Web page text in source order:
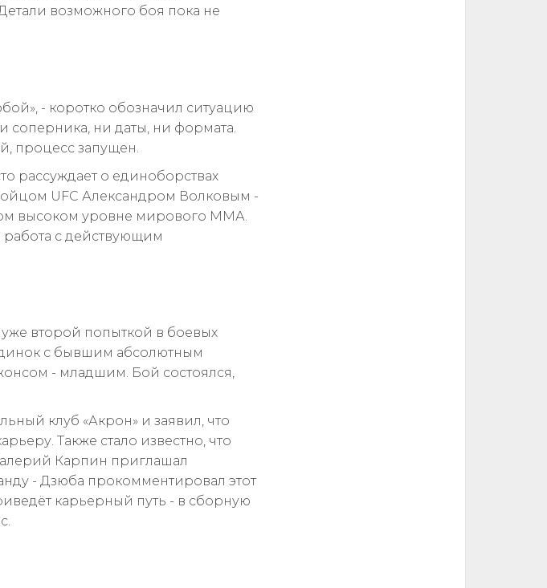
возможного боя пока не
- коротко обозначил ситуацию
соперника, ни даты, ни формата.
процесс запущен.
рассуждает о единоборствах
UFC Александром Волковым -
высоком уровне мирового ММА.
работа с действующим
второй попыткой в боевых
с бывшим абсолютным
- младшим. Бой состоялся,
клуб «Акрон» и заявил, что
Также стало известно, что
Карпин приглашал
- Дзюба прокомментировал этот
карьерный путь - в сборную